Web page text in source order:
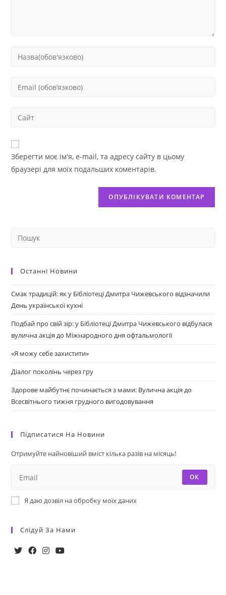
Зберегти моє ім'я, e-mail, та адресу сайту в цьому
браузері для моїх подальших коментарів.
Останні Новини
Смак традицій: як у Бібліотеці Дмитра Чижевського відзначили
День української кухні
Подбай про свій зір: у Бібліотеці Дмитра Чижевського відбулася
вулична акція до Міжнародного дня офтальмології
«Я можу себе захистити»
Діалог поколінь через гру
Здорове майбутнє починається з мами: Вулична акція до
Всесвітнього тижня грудного вигодовування
Підписатися На Новини
Отримуйте найновіший вміст кілька разів на місяць!
ОК
Я даю дозвіл на обробку моїх даних
Слідуй За Нами